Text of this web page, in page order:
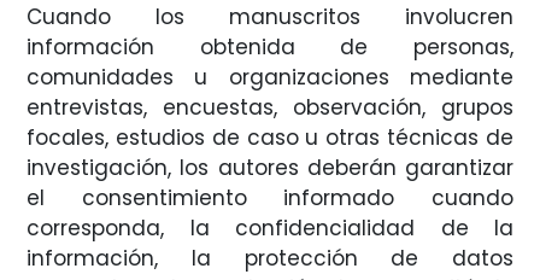
Cuando los manuscritos involucren
información obtenida de personas,
comunidades u organizaciones mediante
entrevistas, encuestas, observación, grupos
focales, estudios de caso u otras técnicas de
investigación, los autores deberán garantizar
el consentimiento informado cuando
corresponda, la confidencialidad de la
información, la protección de datos